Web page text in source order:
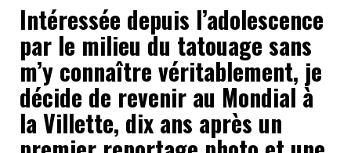
Intéressée depuis l’adolescence
par le milieu du tatouage sans
m’y connaître véritablement, je
décide de revenir au Mondial à
la Villette, dix ans après un